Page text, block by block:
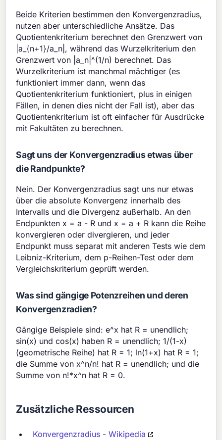
Beide Kriterien bestimmen den Konvergenzradius,
nutzen aber unterschiedliche Ansätze. Das
Quotientenkriterium berechnet den Grenzwert von
|a_{n+1}/a_n|, während das Wurzelkriterium den
Grenzwert von |a_n|^(1/n) berechnet. Das
Wurzelkriterium ist manchmal mächtiger (es
funktioniert immer dann, wenn das
Quotientenkriterium funktioniert, plus in einigen
Fällen, in denen dies nicht der Fall ist), aber das
Quotientenkriterium ist oft einfacher für Ausdrücke
mit Fakultäten zu berechnen.
Sagt uns der Konvergenzradius etwas über
die Randpunkte?
Nein. Der Konvergenzradius sagt uns nur etwas
über die absolute Konvergenz innerhalb des
Intervalls und die Divergenz außerhalb. An den
Endpunkten x = a - R und x = a + R kann die Reihe
konvergieren oder divergieren, und jeder
Endpunkt muss separat mit anderen Tests wie dem
Leibniz-Kriterium, dem p-Reihen-Test oder dem
Vergleichskriterium geprüft werden.
Was sind gängige Potenzreihen und deren
Konvergenzradien?
Gängige Beispiele sind: e^x hat R = unendlich;
sin(x) und cos(x) haben R = unendlich; 1/(1-x)
(geometrische Reihe) hat R = 1; ln(1+x) hat R = 1;
die Summe von x^n/n! hat R = unendlich; und die
Summe von n!*x^n hat R = 0.
Zusätzliche Ressourcen
Konvergenzradius - Wikipedia